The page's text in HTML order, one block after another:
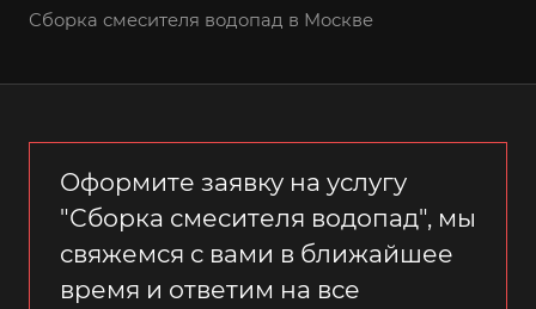
Сборка смесителя водопад в Москве
Оформите заявку на услугу
"Сборка смесителя водопад", мы
свяжемся с вами в ближайшее
время и ответим на все